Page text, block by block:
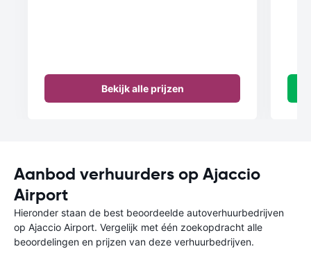
Bekijk alle prijzen
Aanbod verhuurders op Ajaccio
Airport
Hieronder staan de best beoordeelde autoverhuurbedrijven
op Ajaccio Airport. Vergelijk met één zoekopdracht alle
beoordelingen en prijzen van deze verhuurbedrijven.